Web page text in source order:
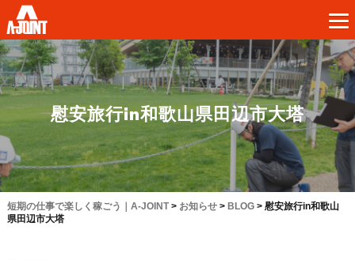
慰安旅行in和歌山県田辺市大塔
短期の仕事で楽しく稼ごう｜A-JOINT> お知らせ> BLOG> 慰安旅行in和歌山
県田辺市大塔